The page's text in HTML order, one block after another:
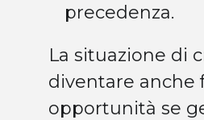
precedenza.
La situazione di
diventare anche
opportunità se